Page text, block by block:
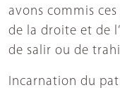
avons commis
de la droite et de
de salir ou de
Incarnation du